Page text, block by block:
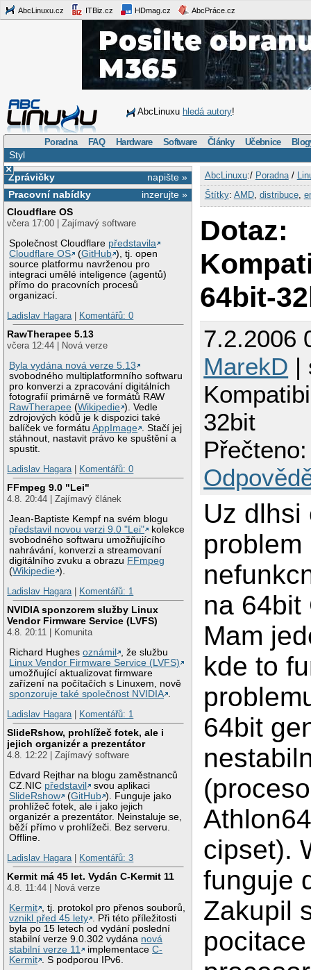
AbcLinuxu.cz ITBiz.cz HDmag.cz AbcPráce.cz
AbcLinuxu hledá autory!
Poradna FAQ Hardware Software Články Učebnice
Styl
×
napište »
Zprávičky
inzerujte »
Pracovní nabídky
Cloudflare OS
včera 17:00 | Zajímavý software
Společnost Cloudflare představila
Cloudflare OS
(GitHub ), tj. open
source platformu navrženou pro
integraci umělé inteligence (agentů)
přímo do pracovních procesů
organizací.
Ladislav Hagara| Komentářů: 0
RawTherapee 5.13
včera 12:44 | Nová verze
Byla vydána nová verze 5.13
svobodného multiplatformního softwaru
pro konverzi a zpracování digitálních
fotografií primárně ve formátů RAW
RawTherapee (Wikipedie ). Vedle
zdrojových kódů je k dispozici také
balíček ve formátuAppImage
. Stačí jej
stáhnout, nastavit právo ke spuštění a
spustit.
Ladislav Hagara| Komentářů: 0
FFmpeg 9.0 "Lei"
4.8. 20:44 | Zajímavý článek
Jean-Baptiste Kempf na svém blogu
představil novou verzi 9.0 "Lei"
kolekce
svobodného softwaru umožňujícího
nahrávání, konverzi a streamovaní
digitálního zvuku a obrazu FFmpeg
(Wikipedie ).
Ladislav Hagara| Komentářů: 1
NVIDIA sponzorem služby Linux
Vendor Firmware Service (LVFS)
4.8. 20:11 | Komunita
Richard Hughesoznámil
, že službu
Linux Vendor Firmware Service (LVFS)
umožňující aktualizovat firmware
zařízení na počítačích s Linuxem, nově
sponzoruje také společnost NVIDIA
Ladislav Hagara| Komentářů: 1
SlideRshow, prohlížeč fotek, ale i
jejich organizér a prezentátor
4.8. 12:22 | Zajímavý software
Edvard Rejthar na blogu zaměstnanců
CZ.NIC představil
svou aplikaci
SlideRshow
(GitHub ). Funguje jako
prohlížeč fotek, ale i jako jejich
organizér a prezentátor. Neinstaluje se,
běží přímo v prohlížeči. Bez serveru.
Offline.
Ladislav Hagara| Komentářů: 3
Kermit má 45 let. Vydán C-Kermit 11
4.8. 11:44 | Nová verze
Kermit
, tj. protokol pro přenos souborů,
vznikl před 45 lety
. Při této příležitosti
byla po 15 letech od vydání poslední
stabilní verze 9.0.302 vydána nová
stabilní verze 11
implementaceC-
Kermit
. S podporou IPv6.
AbcLinuxu:/ Poradna/
Štítky: AMD, distribuce,
Dotaz:
64bit-
7.2.2006
MarekD |
32bit
Uz dlhsi
problem
na 64bit
Mam
kde to
64bit
cipset).
funguje
Zakupil